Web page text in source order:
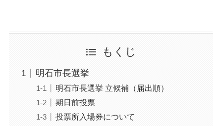
もくじ
明石市長選挙
明石市長選挙 立候補（届出順）
期日前投票
投票所入場券について